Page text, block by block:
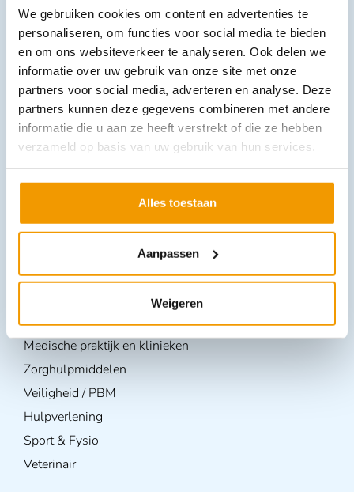
We gebruiken cookies om content en advertenties te
personaliseren, om functies voor social media te bieden
en om ons websiteverkeer te analyseren. Ook delen we
informatie over uw gebruik van onze site met onze
partners voor social media, adverteren en analyse. Deze
partners kunnen deze gegevens combineren met andere
informatie die u aan ze heeft verstrekt of die ze hebben
verzameld op basis van uw gebruik van hun services.
Alles toestaan
Aanpassen
Weigeren
9.33 excl. btw
Opties bekijken
Leverbaar
Producten per branche
BHV & EHBO
Medische praktijk en klinieken
Zorghulpmiddelen
Veiligheid / PBM
Hulpverlening
Sport & Fysio
Veterinair